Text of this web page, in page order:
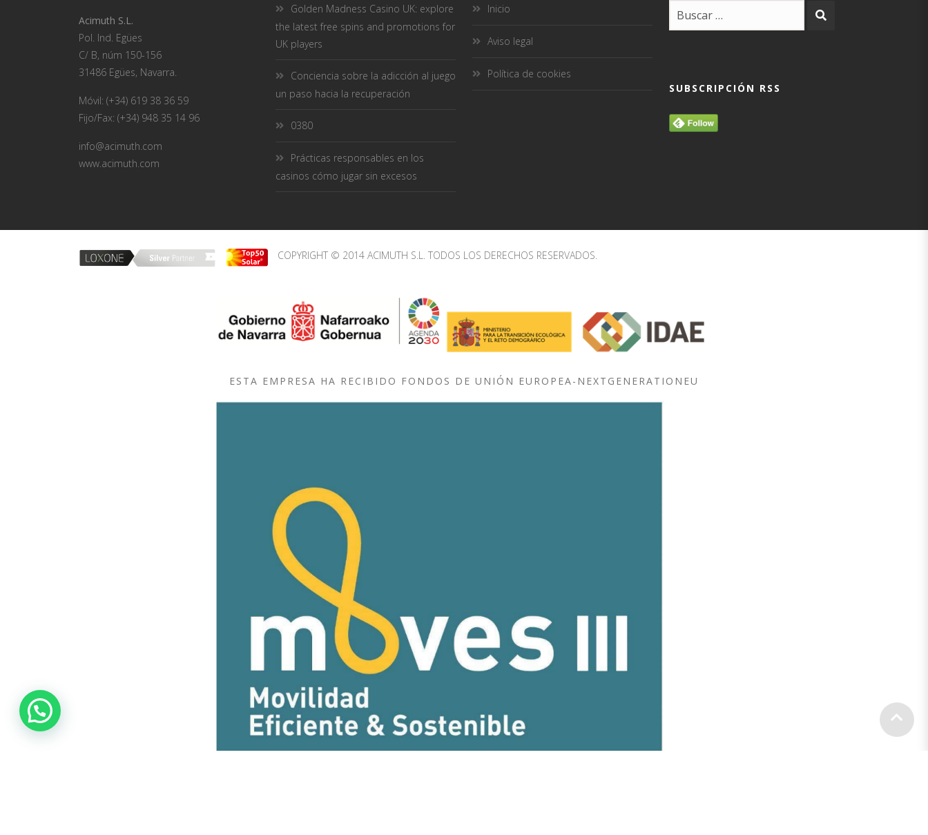
Acimuth S.L.
Pol. Ind. Egües
C/ B, núm 150-156
31486 Egües, Navarra.
Móvil: (+34) 619 38 36 59
Fijo/Fax: (+34) 948 35 14 96
info@acimuth.com
www.acimuth.com
Golden Madness Casino UK: explore
the latest free spins and promotions for
UK players
Conciencia sobre la adicción al juego
un paso hacia la recuperación
0380
Prácticas responsables en los
casinos cómo jugar sin excesos
Inicio
Aviso legal
Política de cookies
SUBSCRIPCIÓN RSS
COPYRIGHT © 2014 ACIMUTH S.L. TODOS LOS DERECHOS RESERVADOS.
ESTA EMPRESA HA RECIBIDO FONDOS DE UNIÓN EUROPEA-NEXTGENERATIONEU